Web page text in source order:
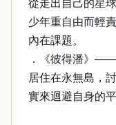
從走出自己的星
少年重自由而輕
內在課題。
．《彼得潘》
居住在永無島，
實來迴避自身的